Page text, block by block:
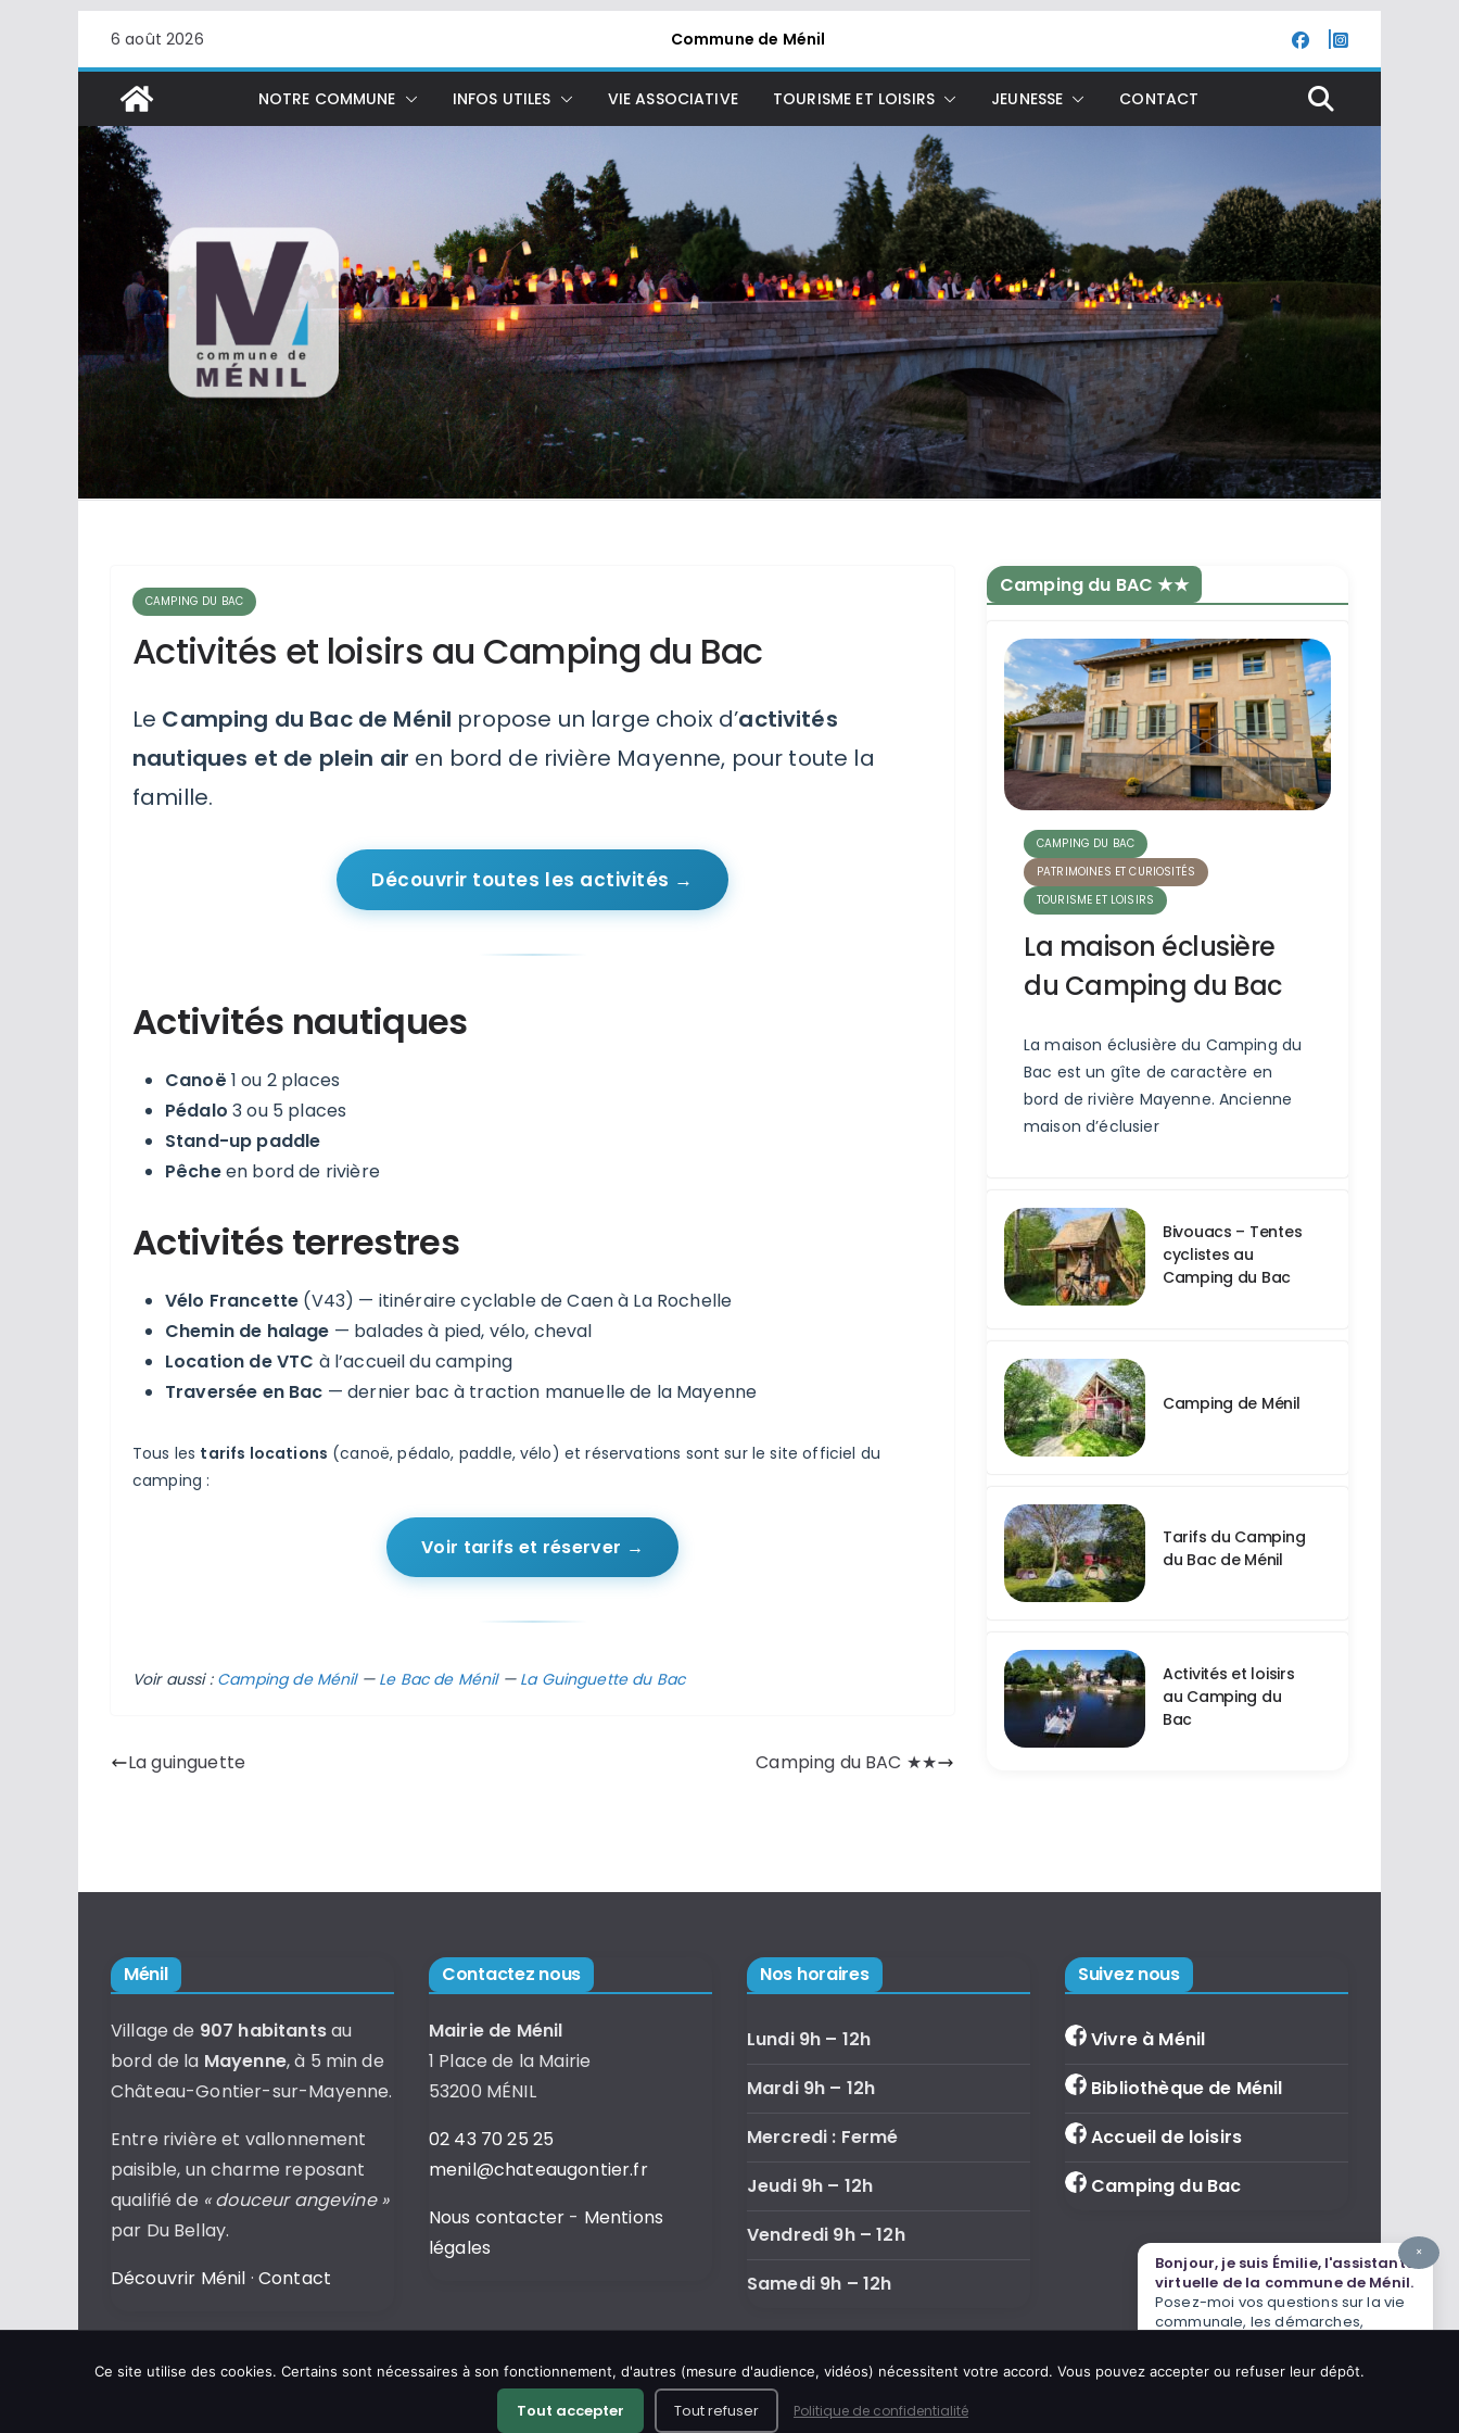
contenu
6 août 2026 Commune de Ménil
NOTRE COMMUNE INFOS UTILES VIE ASSOCIATIVE TOURISME ET LOISIRS JEUNESSE CONTACT
CAMPING DU BAC
Activités et loisirs au Camping du Bac
Le Camping du Bac de Ménil propose un large choix d’activités
nautiques et de plein air en bord de rivière Mayenne, pour toute la
famille.
Découvrir toutes les activités →
Activités nautiques
Canoë 1 ou 2 places
Pédalo 3 ou 5 places
Stand-up paddle
Pêcheen bord de rivière
Activités terrestres
Vélo Francette (V43) — itinéraire cyclable de Caen à La Rochelle
Chemin de halage — balades à pied, vélo, cheval
Location de VTC à l’accueil du camping
Traversée en Bac — dernier bac à traction manuelle de la Mayenne
Tous les tarifs locations (canoë, pédalo, paddle, vélo) et réservations sont sur le site officiel du
camping :
Voir tarifs et réserver →
Voir aussi : Camping de Ménil— Le Bac de Ménil— La Guinguette du Bac
La guinguette Camping du BAC ★★
Camping du BAC ★★
CAMPING DU BAC
PATRIMOINES ET CURIOSITÉS
TOURISME ET LOISIRS
La maison éclusière
du Camping du Bac
La maison éclusière du Camping du
Bac est un gîte de caractère en
bord de rivière Mayenne. Ancienne
maison d’éclusier
Bivouacs – Tentes
cyclistes au
Camping du Bac
Camping de Ménil
Tarifs du Camping
du Bac de Ménil
Activités et loisirs
au Camping du
Bac
Ménil
Village de 907 habitantsau
bord de la Mayenne, à 5 min de
Château-Gontier-sur-Mayenne.
Entre rivière et vallonnement
paisible, un charme reposant
qualifié de « douceur angevine »
par Du Bellay.
Découvrir Ménil · Contact
Contactez nous
Mairie de Ménil
1 Place de la Mairie
53200 MÉNIL
02 43 70 25 25
menil@chateaugontier.fr
Nous contacter - Mentions
légales
Nos horaires
Lundi 9h – 12h
Mardi 9h – 12h
Mercredi : Fermé
Jeudi 9h – 12h
Vendredi 9h – 12h
Samedi 9h – 12h
Suivez nous
Vivre à Ménil
Bibliothèque de Ménil
Accueil de loisirs
Camping du Bac
×
Bonjour, je suis Émilie, l'assistante
virtuelle de la commune de Ménil.
Posez-moi vos questions sur la vie
communale, les démarches,
Ce site utilise des cookies. Certains sont nécessaires à son fonctionnement, d'autres (mesure d'audience, vidéos) nécessitent votre accord. Vous pouvez accepter ou refuser leur dépôt.
Tout accepter Tout refuser Politique de confidentialité